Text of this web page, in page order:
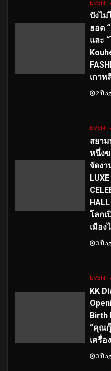
EVENT
ปังไม่
ฮอต
และ
เกาห
2 ปี
EVENT
สยา
หนึ่งข
จัดงา
โลก
เมือง
3 ปี
EVENT
KK
Birth
“คุณ
เครื่
3 ปี